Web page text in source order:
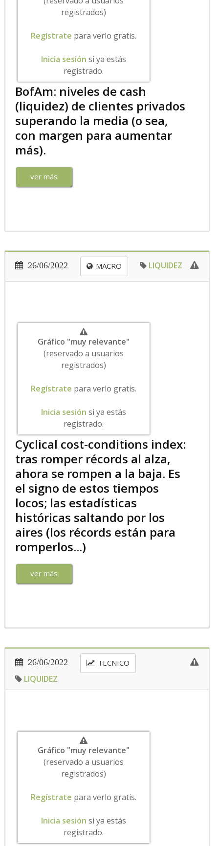
registrados)
Regístrate para verlo gratis.
Inicia sesión si ya estás
registrado.
BofAm: niveles de cash
(liquidez) de clientes privados
superando la media (o sea,
con margen para aumentar
más).
ver más
26/06/2022 MACRO LIQUIDEZ
Gráfico "muy relevante"
(reservado a usuarios
registrados)
Regístrate para verlo gratis.
Inicia sesión si ya estás
registrado.
Cyclical cost-conditions index:
tras romper récords al alza,
ahora se rompen a la baja. Es
el signo de estos tiempos
locos; las estadísticas
históricas saltando por los
aires (los récords están para
romperlos...)
ver más
26/06/2022 TECNICO
LIQUIDEZ
Gráfico "muy relevante"
(reservado a usuarios
registrados)
Regístrate para verlo gratis.
Inicia sesión si ya estás
registrado.